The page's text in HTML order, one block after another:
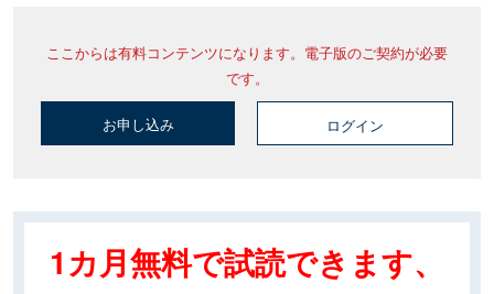
ここからは有料コンテンツになります。電子版のご契約が必要
です。
お申し込み ログイン
1カ月無料で試読できます、